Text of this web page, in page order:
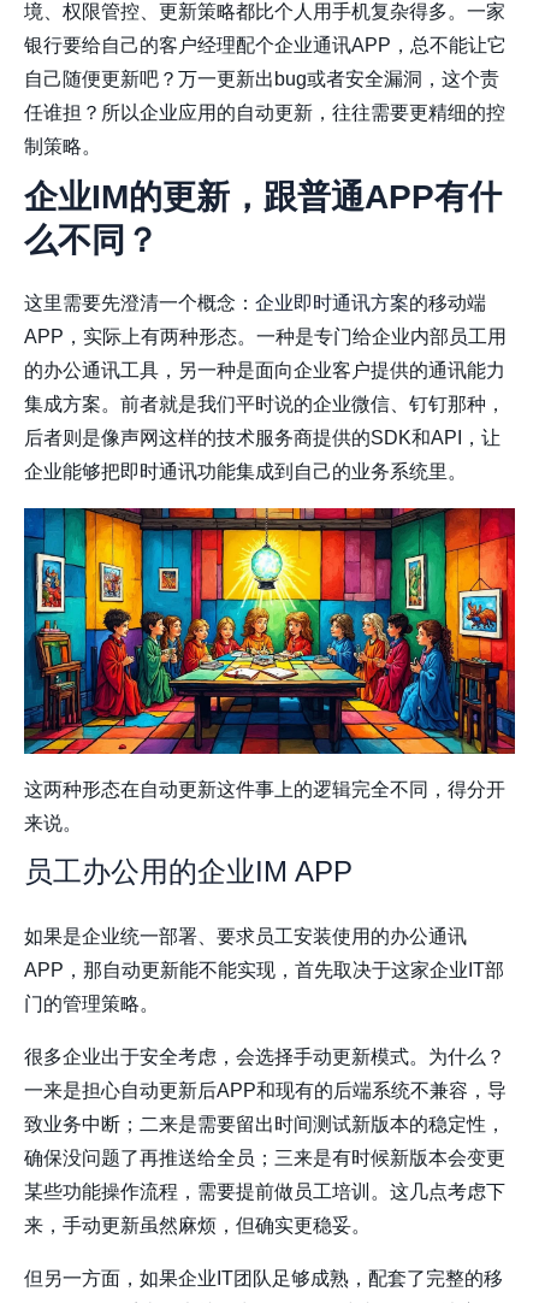
境、权限管控、更新策略都比个人用手机复杂得多。一家
银行要给自己的客户经理配个企业通讯APP，总不能让它
自己随便更新吧？万一更新出bug或者安全漏洞，这个责
任谁担？所以企业应用的自动更新，往往需要更精细的控
制策略。
企业IM的更新，跟普通APP有什
么不同？
这里需要先澄清一个概念： 企业即时通讯方案的移动端
APP，实际上有两种形态。一种是专门给企业内部员工用
的办公通讯工具，另一种是面向企业客户提供的通讯能力
集成方案。前者就是我们平时说的企业微信、钉钉那种，
后者则是像声网这样的技术服务商提供的SDK和API，让
企业能够把即时通讯功能集成到自己的业务系统里。
这两种形态在自动更新这件事上的逻辑完全不同，得分开
来说。
员工办公用的企业IM APP
如果是企业统一部署、要求员工安装使用的办公通讯
APP，那自动更新能不能实现，首先取决于这家企业IT部
门的管理策略。
很多企业出于安全考虑，会选择手动更新模式。为什么？
一来是担心自动更新后APP和现有的后端系统不兼容，导
致业务中断；二来是需要留出时间测试新版本的稳定性，
确保没问题了再推送给全员；三来是有时候新版本会变更
某些功能操作流程，需要提前做员工培训。这几点考虑下
来，手动更新虽然麻烦，但确实更稳妥。
但另一方面，如果企业IT团队足够成熟，配套了完整的移